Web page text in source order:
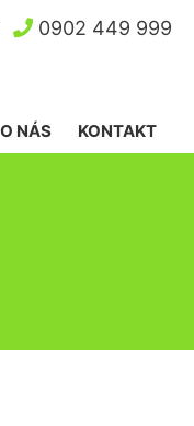
0902 449 999
KONTAKT
O NÁS